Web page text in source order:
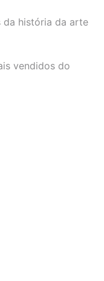
da história da arte
vendidos do